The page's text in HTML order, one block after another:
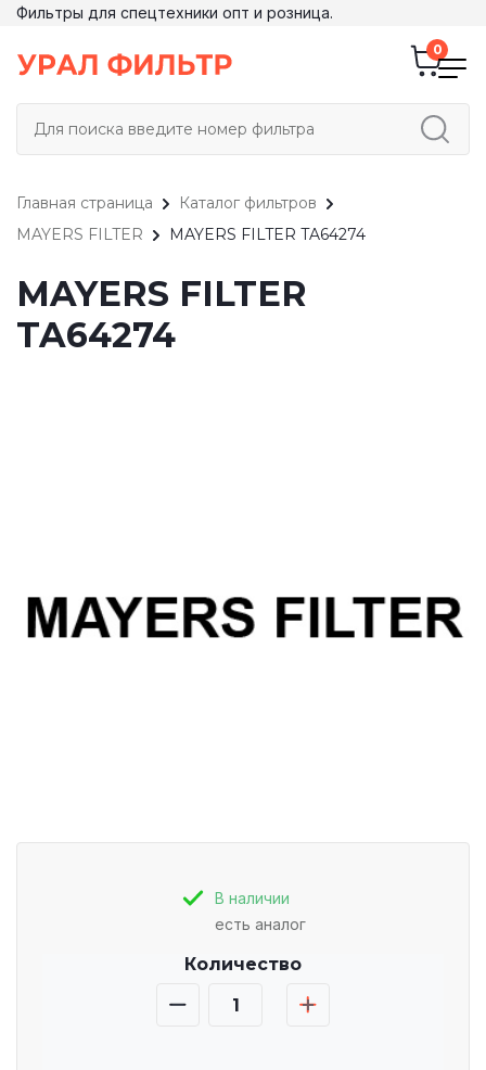
Фильтры для спецтехники опт и розница.
Главная страница
Каталог фильтров
MAYERS FILTER
MAYERS FILTER TA64274
MAYERS FILTER
TA64274
В наличии
есть аналог
Количество